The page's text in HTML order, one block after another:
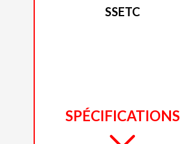
SSETC
SPÉCIFICATIONS